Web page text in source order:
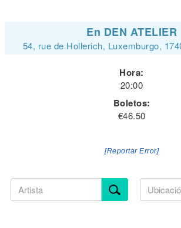
En DEN ATELIER
54, rue de Hollerich, Luxemburgo,
Hora:
20:00
Boletos:
€46.50
[Reportar Error]